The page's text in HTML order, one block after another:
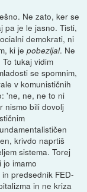
Ne zato, ker se
pa je le jasno. Tisti,
demokrati, ni
ki jepobezljal. Ne
tukaj vidim
se spomnim,
v komunističnih
'ne, ne, ne to ni
nismo bili dovolj
krivdo naprtiš
sistema. Torej
imamo
predsednik FED-
in ne kriza